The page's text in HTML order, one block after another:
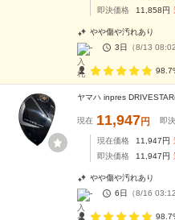
即決価格
11,858円
やや傷や汚れあり
-
3日 （8/13 08:02
ヤマハ inpres
現在 11,947円 即決
現在価格 11,947円
即決価格
11,947円
やや傷や汚れあり
-
6日 （8/16 03:12